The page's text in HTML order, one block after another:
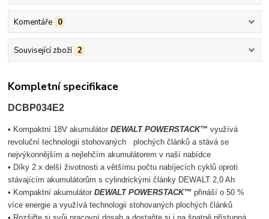
Komentáře 0
Související zboží 2
Kompletní specifikace
DCBP034E2
• Kompaktní 18V akumulátorDEWALT POWERSTACK™ využívá
revoluční technologii stohovaných plochých článků a stává se
nejvýkonnějším a nejlehčím akumulátorem v naší nabídce
• Díky 2 x delší životnosti a většímu počtu nabíjecích cyklů oproti
stávajícím akumulátorům s cylindrickými články DEWALT 2,0 Ah
• Kompaktní akumulátorDEWALT POWERSTACK™ přináší o 50 %
více energie a využívá technologii stohovaných plochých článků